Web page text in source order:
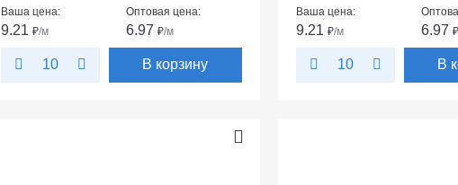
Ваша цена:
9.21 ₽/м
Оптовая цена:
6.97 ₽/м
10 В корзину
Ваша цена:
9.21 ₽/м 6.97 ₽
10 В